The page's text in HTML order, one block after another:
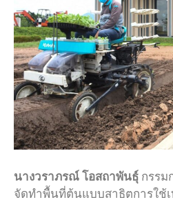
นางวราภรณ์ โอสถาพันธุ์ กรรม
จัดทำพื้นที่ต้นแบบสาธิตการใช้เ